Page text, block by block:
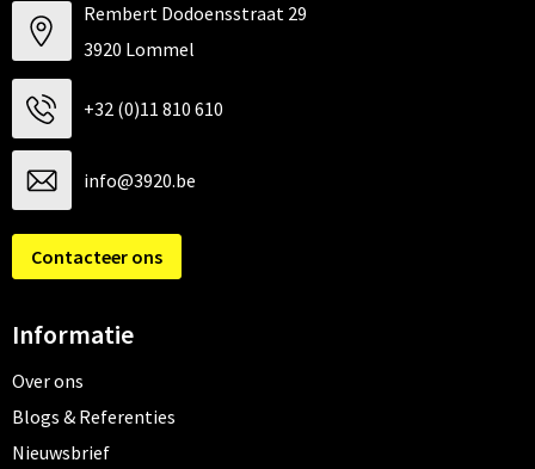
Rembert Dodoensstraat 29
3920 Lommel
+32 (0)11 810 610
info@3920.be
Contacteer ons
Informatie
Over ons
Blogs & Referenties
Nieuwsbrief